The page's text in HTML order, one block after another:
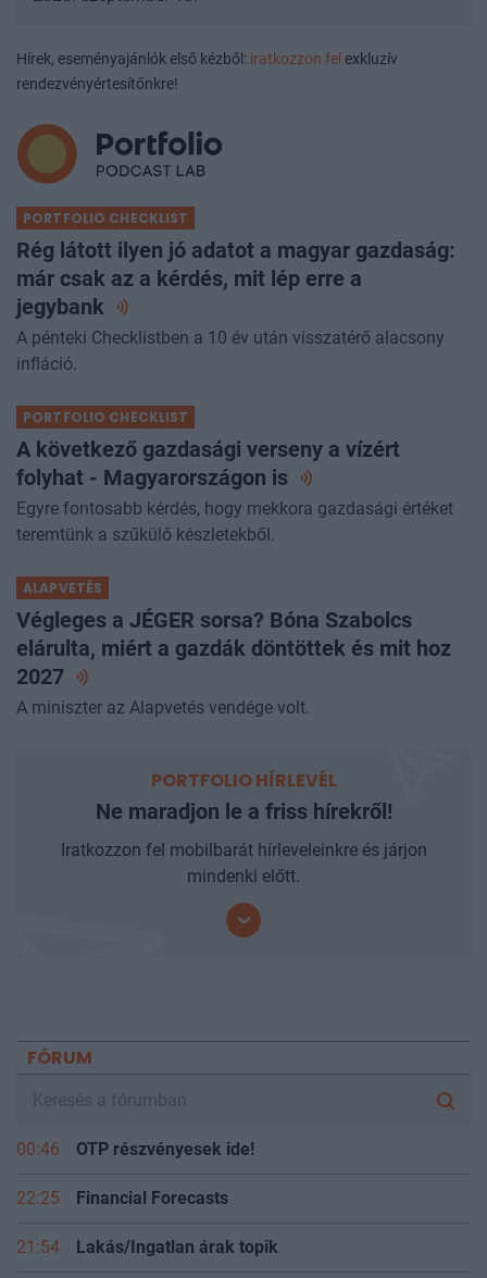
Hírek, eseményajánlók első kézből:
PORTFOLIO CHECKLIST
Rég látott ilyen jó adatot a magyar gazdaság:
már csak az a kérdés, mit lép erre a
jegybank
A pénteki Checklistben a 10 év után visszatérő alacsony
PORTFOLIO CHECKLIST
A következő gazdasági verseny a vízért
folyhat - Magyarországonis
Egyre fontosabb kérdés, hogy mekkora gazdasági értéket
ALAPVETÉS
Végleges a JÉGER sorsa? Bóna Szabolcs
elárulta, miért a gazdák döntöttek és mit hoz
2027
PORTFOLIO HÍRLEVÉL
Ne maradjon le a friss hírekről!
Iratkozzon fel mobilbarát hírleveleinkre és járjon
FÓRUM